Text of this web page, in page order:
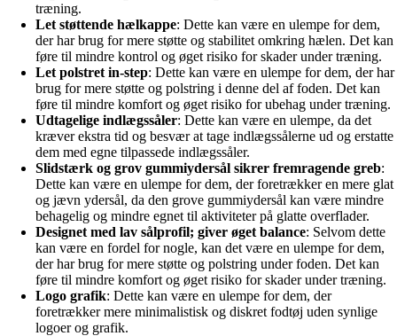
træning.
Let støttende hælkappe: Dette kan være en ulempe for dem,
der har brug for mere støtte og stabilitet omkring hælen. Det kan
føre til mindre kontrol og øget risiko for skader under træning.
Let polstret in-step: Dette kan være en ulempe for dem, der har
brug for mere støtte og polstring i denne del af foden. Det kan
føre til mindre komfort og øget risiko for ubehag under træning.
Udtagelige indlægssåler: Dette kan være en ulempe, da det
kræver ekstra tid og besvær at tage indlægssålerne ud og erstatte
dem med egne tilpassede indlægssåler.
Slidstærk og grov gummiydersål sikrer fremragende greb:
Dette kan være en ulempe for dem, der foretrækker en mere glat
og jævn ydersål, da den grove gummiydersål kan være mindre
behagelig og mindre egnet til aktiviteter på glatte overflader.
Designet med lav sålprofil; giver øget balance: Selvom dette
kan være en fordel for nogle, kan det være en ulempe for dem,
der har brug for mere støtte og polstring under foden. Det kan
føre til mindre komfort og øget risiko for skader under træning.
Logo grafik: Dette kan være en ulempe for dem, der
foretrækker mere minimalistisk og diskret fodtøj uden synlige
logoer og grafik.